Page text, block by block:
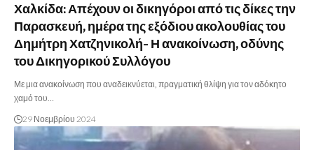
Χαλκίδα: Απέχουν οι δικηγόροι από τις δίκες την
Παρασκευή, ημέρα της εξόδιου ακολουθίας του
Δημήτρη Χατζηνικολή- Η ανακοίνωση, οδύνης
του Δικηγορικού Συλλόγου
Με μια ανακοίνωση που αναδεικνύεται, πραγματική θλίψη για τον αδόκητο
χαμό του…
29 Νοεμβρίου 2024